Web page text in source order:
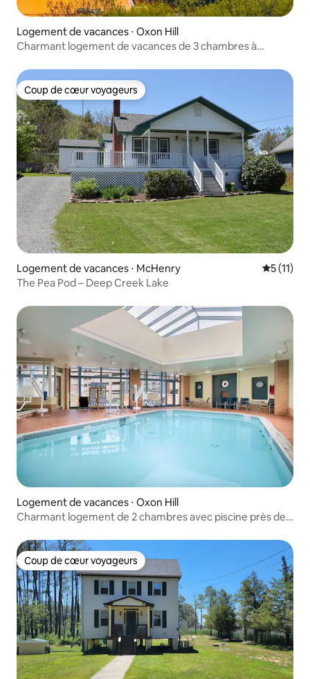
Logement de vacances ⋅ Oxon Hill
Charmant logement de vacances de 3 chambres à
Coup de cœur voyageurs
Coup de cœur voyageurs
Logement de vacances ⋅ McHenry
5 (11)
The Pea Pod – Deep Creek Lake
Logement de vacances ⋅ Oxon Hill
Charmant logement de 2 chambres avec piscine près de
Coup de cœur voyageurs
Coup de cœur voyageurs